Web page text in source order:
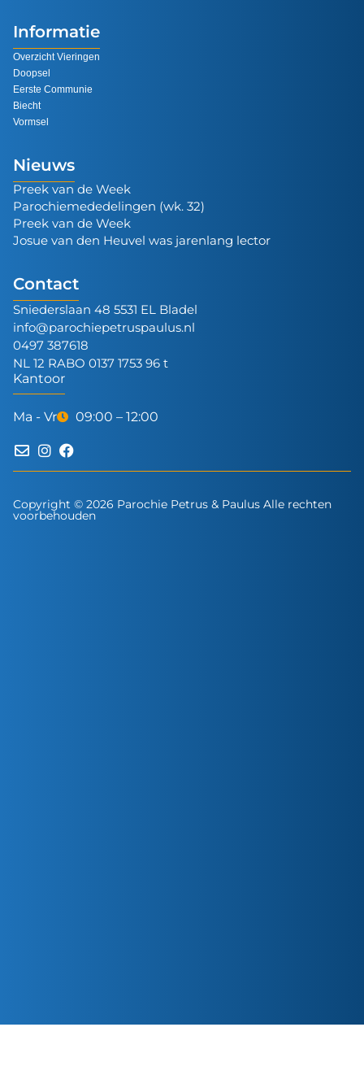
Informatie
Overzicht Vieringen
Doopsel
Eerste Communie
Biecht
Vormsel
Nieuws
Preek van de Week
Parochiemededelingen (wk. 32)
Preek van de Week
Josue van den Heuvel was jarenlang lector
Contact
Sniederslaan 48 5531 EL Bladel
info@parochiepetruspaulus.nl
0497 387618
NL 12 RABO 0137 1753 96 t
Kantoor
Ma - Vr 09:00 – 12:00
Copyright © 2026 Parochie Petrus & Paulus Alle rechten
voorbehouden